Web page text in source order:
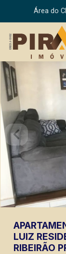
Área do
LUIZ
RIBEIRÃO